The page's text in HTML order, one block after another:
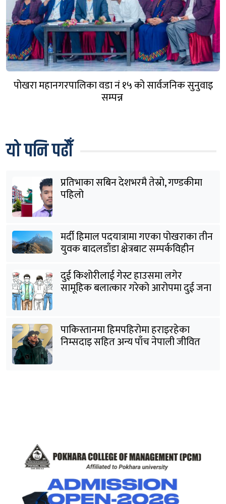
पोखरा महानगरपालिका वडा नं १५ को सार्वजनिक सुनुवाइ
सम्पन्न
यो पनि पढौँ
प्रतिभाका सबिन देशभरमै तेस्रो, गण्डकीमा
पहिलो
मर्दी हिमाल पदयात्रामा गएका पोखराका तीन
युवक बादलडाँडा क्षेत्रबाट सम्पर्कविहीन
दुई किशोरीलाई गेस्ट हाउसमा लगेर
सामूहिक बलात्कार गरेको आरोपमा दुई जना
पाकिस्तानमा हिमपहिरोमा हराइरहेका
निम्सदाइ सहित अन्य पाँच नेपाली जीवित